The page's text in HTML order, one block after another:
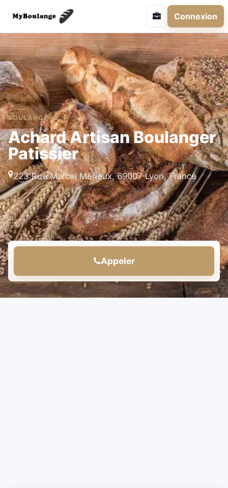
Connexion
BOULANGERIE
Achard Artisan Boulanger
Patissier
223 Rue Marcel Mérieux, 69007 Lyon, France
Appeler